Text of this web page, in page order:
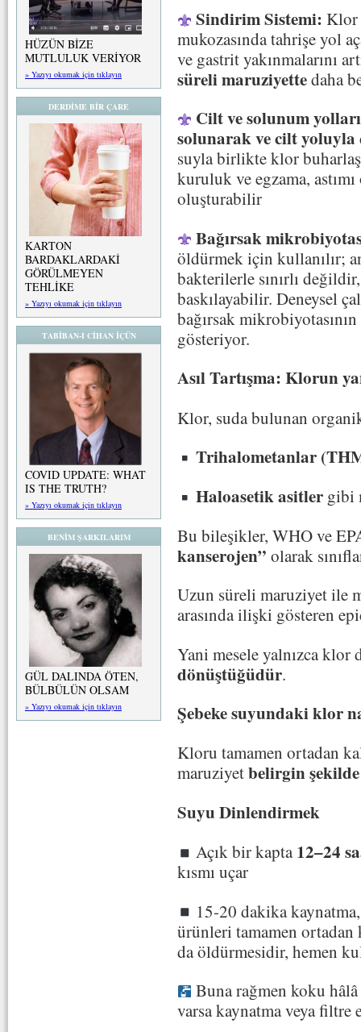
HÜZÜN BİZE
MUTLULUK VERİYOR
» Yazıyı okumak için tıklayın
DERDİME BİR ÇARE
KARTON
BARDAKLARDAKİ
GÖRÜLMEYEN
TEHLİKE
» Yazıyı okumak için tıklayın
TABİBAN-I CİHAN İÇÜN
COVID UPDATE: WHAT
IS THE TRUTH?
» Yazıyı okumak için tıklayın
BENİM ŞARKILARIM
GÜL DALINDA ÖTEN,
BÜLBÜLÜN OLSAM
» Yazıyı okumak için tıklayın
Sindirim Sistemi: Klor
mukozasında tahrişe yol
ve gastrit yakınmalarını
süreli maruziyettedaha
Cilt ve solunum
solunarak ve cilt yoluyla
suyla birlikte klor
kuruluk ve egzama,
oluşturabilir
Bağırsak
öldürmek için kullanılır;
bakterilerle sınırlı
baskılayabilir. Deneysel
bağırsak
gösteriyor.
Asıl Tartışma: Klorun
Klor, suda bulunan
Trihalometanlar
Haloasetik asitler gibi
Bu bileşikler, WHO ve
kanserojen” olarak
Uzun süreli maruziyet ile
arasında ilişki gösteren
Yani mesele yalnızca klor
dönüştüğüdür.
Şebeke suyundaki klor
Kloru tamamen ortadan
maruziyetbelirgin
Suyu Dinlendirmek
Açık bir kapta12–24
kısmı uçar
15-20 dakika
ürünleri tamamen
da öldürmesidir, hemen
Buna rağmen koku
varsa kaynatma veya filtre